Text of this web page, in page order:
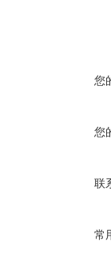
您
您
联
常